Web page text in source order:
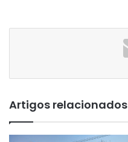
Artigos relacionados